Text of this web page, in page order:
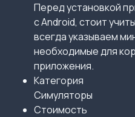
Перед установкой
с Android, стоит
всегда указываем
необходимые для
приложения.
Категория
Симуляторы
Стоимость